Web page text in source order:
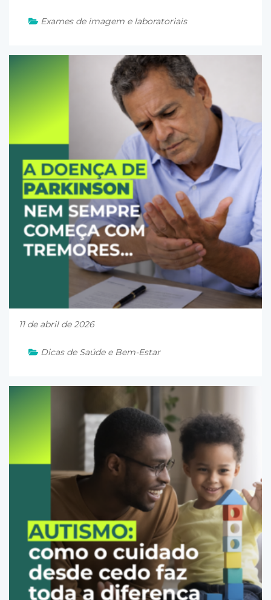
Exames de imagem e laboratoriais
11 de abril de 2026
Dicas de Saúde e Bem-Estar